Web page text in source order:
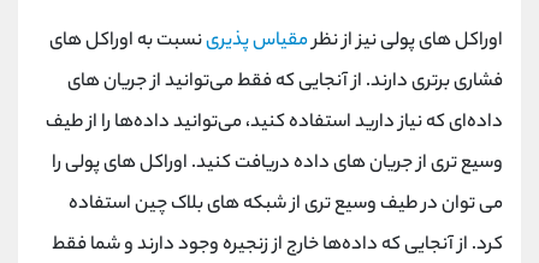
اوراکل های پولی نیز از نظرمقیاس پذیرینسبت به اوراکل های
فشاری برتری دارند. از آنجایی که فقط می‌توانید از جریان‌ های
داده‌ای که نیاز دارید استفاده کنید، می‌توانید داده‌ها را از طیف
وسیع ‌تری از جریان ‌های داده دریافت کنید. اوراکل های پولی را
می توان در طیف وسیع تری از شبکه های بلاک چین استفاده
کرد. از آنجایی که داده‌ها خارج از زنجیره وجود دارند و شما فقط